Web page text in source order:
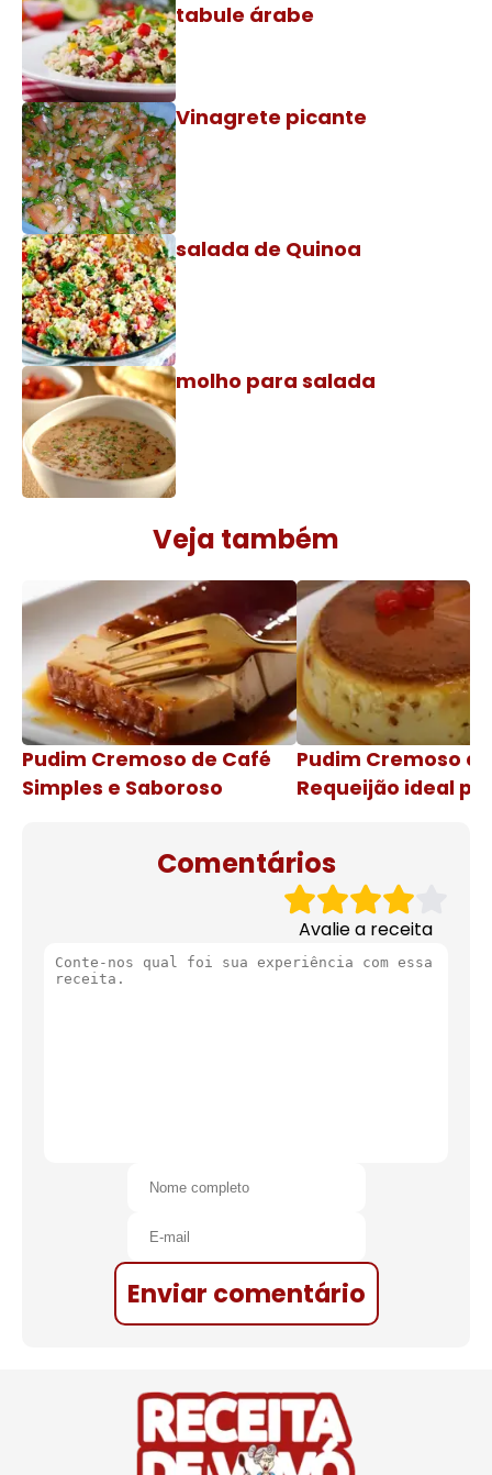
tabule árabe
Vinagrete picante
salada de Quinoa
molho para salada
Veja também
Pudim Cremoso de Café
Simples e Saboroso
Pudim Cremoso
Requeijão ideal
Comentários
Avalie a receita
Enviar comentário